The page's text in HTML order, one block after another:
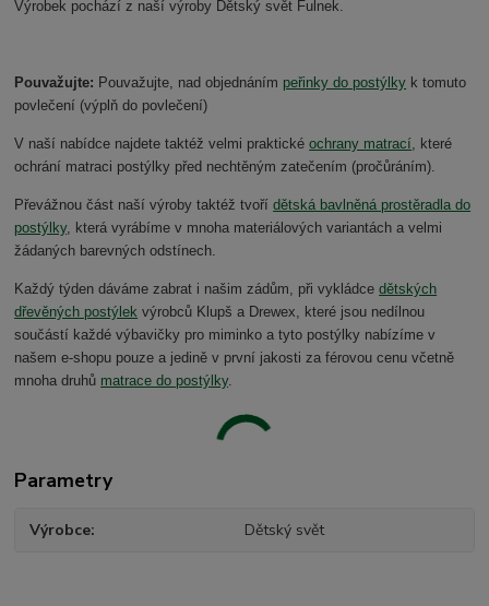
Výrobek pochází z naší výroby Dětský svět Fulnek.
Pouvažujte: Pouvažujte, nad objednáním peřinky do postýlky k tomuto
povlečení (výplň do povlečení)
V naší nabídce najdete taktéž velmi praktickéochrany matrací, které
ochrání matraci postýlky před nechtěným zatečením (pročůráním).
Převážnou část naší výroby taktéž tvořídětská bavlněná prostěradla do
postýlky, která vyrábíme v mnoha materiálových variantách a velmi
žádaných barevných odstínech.
Každý týden dáváme zabrat i našim zádům, při vykládcedětských
dřevěných postýlek výrobců Klupš a Drewex, které jsou nedílnou
součástí každé výbavičky pro miminko a tyto postýlky nabízíme v
našem e-shopu pouze a jedině v první jakosti za férovou cenu včetně
mnoha druhů matrace do postýlky.
Parametry
Výrobce Dětský svět